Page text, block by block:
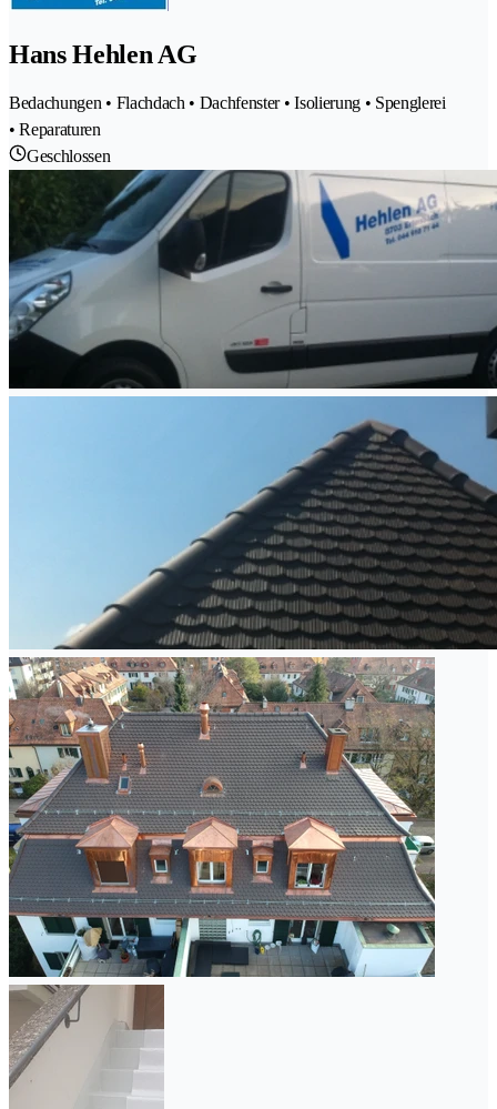
Hans Hehlen AG
Bedachungen • Flachdach • Dachfenster • Isolierung • Spenglerei
• Reparaturen
Geschlossen